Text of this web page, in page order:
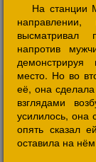
На станции
напротив
место. Но во
её, она
взглядами
усилилось, она
опять сказал
оставила на